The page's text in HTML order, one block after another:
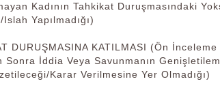
Kadının Tahkikat Duruşmasındaki
Islah Yapılmadığı)
DURUŞMASINA KATILMASI (Ön
Sonra İddia Veya Savunmanın
Karar Verilmesine Yer Olmadığı)